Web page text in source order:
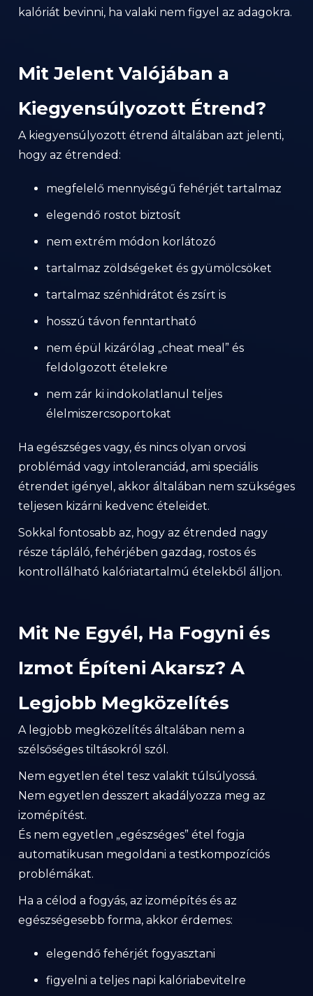
kalóriát bevinni, ha valaki nem figyel az adagokra.
Mit Jelent Valójában a
Kiegyensúlyozott Étrend?
A kiegyensúlyozott étrend általában azt jelenti,
hogy az étrended:
megfelelő mennyiségű fehérjét tartalmaz
elegendő rostot biztosít
nem extrém módon korlátozó
tartalmaz zöldségeket és gyümölcsöket
tartalmaz szénhidrátot és zsírt is
hosszú távon fenntartható
nem épül kizárólag „cheat meal” és
feldolgozott ételekre
nem zár ki indokolatlanul teljes
élelmiszercsoportokat
Ha egészséges vagy, és nincs olyan orvosi
problémád vagy intoleranciád, ami speciális
étrendet igényel, akkor általában nem szükséges
teljesen kizárni kedvenc ételeidet.
Sokkal fontosabb az, hogy az étrended nagy
része tápláló, fehérjében gazdag, rostos és
kontrollálható kalóriatartalmú ételekből álljon.
Mit Ne Egyél, Ha Fogyni és
Izmot Építeni Akarsz? A
Legjobb Megközelítés
A legjobb megközelítés általában nem a
szélsőséges tiltásokról szól.
Nem egyetlen étel tesz valakit túlsúlyossá.
Nem egyetlen desszert akadályozza meg az
izomépítést.
És nem egyetlen „egészséges” étel fogja
automatikusan megoldani a testkompozíciós
problémákat.
Ha a célod a fogyás, az izomépítés és az
egészségesebb forma, akkor érdemes:
elegendő fehérjét fogyasztani
figyelni a teljes napi kalóriabevitelre